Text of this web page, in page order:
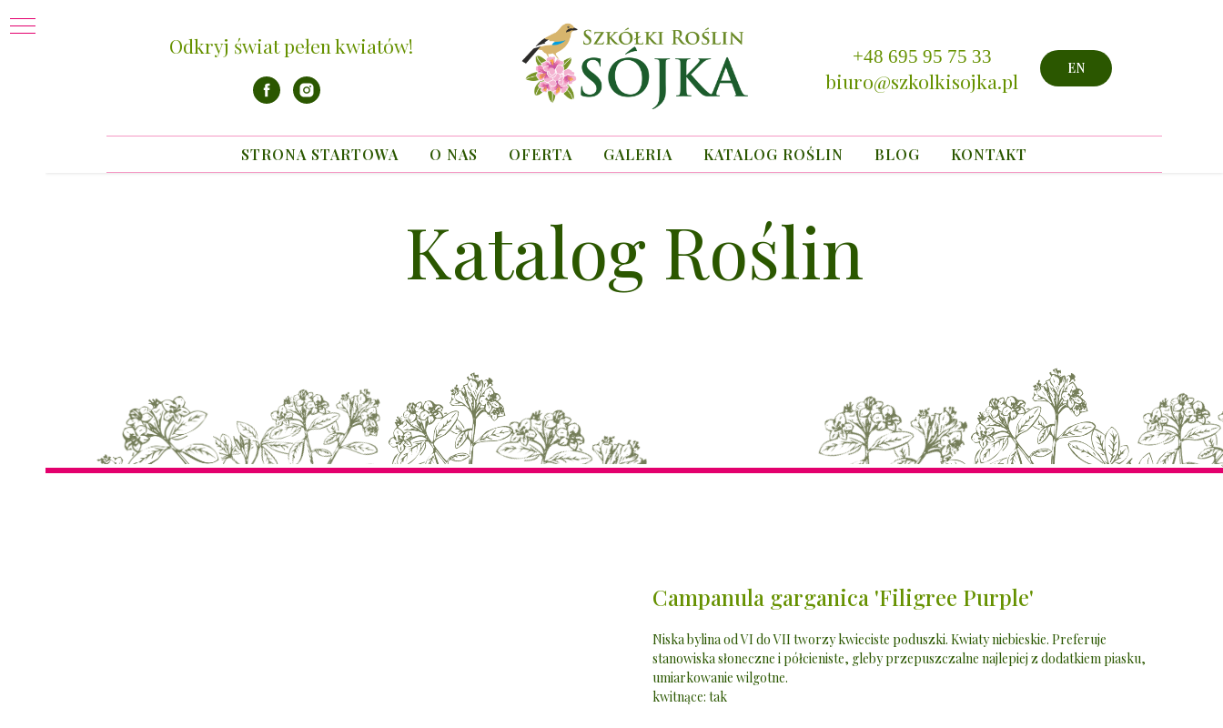
Odkryj świat pełen kwiatów! +48 695 95 75 33
biuro@szkolkisojka.pl
EN
STRONA STARTOWA O NAS OFERTA GALERIA KATALOG ROŚLIN BLOG KONTAKT
Katalog Roślin
Campanula garganica 'Filigree Purple'
Niska bylina od VI do VII tworzy kwieciste poduszki. Kwiaty niebieskie. Preferuje
stanowiska słoneczne i półcieniste, gleby przepuszczalne najlepiej z dodatkiem piasku,
umiarkowanie wilgotne.
kwitnące: tak